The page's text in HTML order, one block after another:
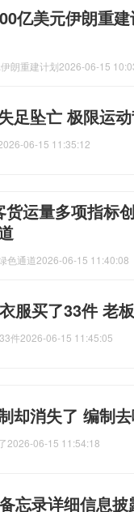
亿美元伊朗重
朗重建计划2026-06-15
足坠亡 极限运
06-15 11:35:12
货运量多项指标
色通道2026-06-15 11:40:08
服买了33件 老
件2026-06-15 11:45:05
却消失了 编制
2026-06-15 11:54:18
忘录详细信息